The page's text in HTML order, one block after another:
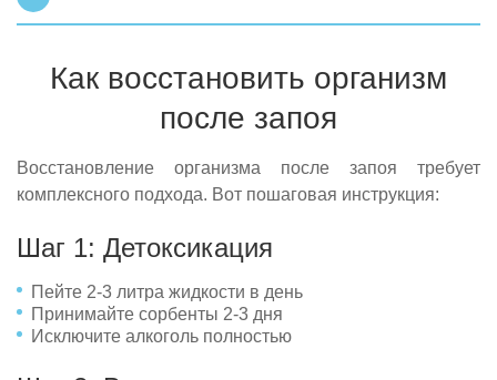
Как восстановить организм
после запоя
Восстановление организма после запоя требует
комплексного подхода. Вот пошаговая инструкция:
Шаг 1: Детоксикация
Пейте 2-3 литра жидкости в день
Принимайте сорбенты 2-3 дня
Исключите алкоголь полностью